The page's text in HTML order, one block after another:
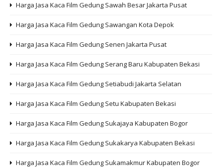
Harga Jasa Kaca Film Gedung Sawah Besar Jakarta Pusat
Harga Jasa Kaca Film Gedung Sawangan Kota Depok
Harga Jasa Kaca Film Gedung Senen Jakarta Pusat
Harga Jasa Kaca Film Gedung Serang Baru Kabupaten Bekasi
Harga Jasa Kaca Film Gedung Setiabudi Jakarta Selatan
Harga Jasa Kaca Film Gedung Setu Kabupaten Bekasi
Harga Jasa Kaca Film Gedung Sukajaya Kabupaten Bogor
Harga Jasa Kaca Film Gedung Sukakarya Kabupaten Bekasi
Harga Jasa Kaca Film Gedung Sukamakmur Kabupaten Bogor